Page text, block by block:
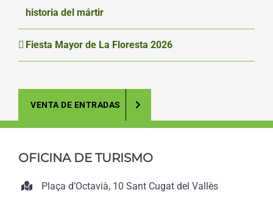
historia del mártir
Fiesta Mayor de La Floresta 2026
VENTA DE ENTRADAS
OFICINA DE TURISMO
Plaça d’Octavià, 10 Sant Cugat del Vallès